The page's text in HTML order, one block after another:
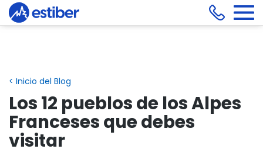
< Inicio del Blog
Los 12 pueblos de los Alpes
Franceses que debes
visitar